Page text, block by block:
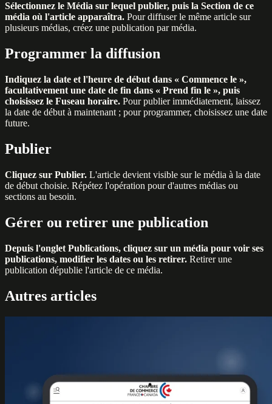
Sélectionnez le Média sur lequel publier, puis la Section de ce
média où l'article apparaîtra. Pour diffuser le même article sur
plusieurs médias, créez une publication par média.
Programmer la diffusion
Indiquez la date et l'heure de début dans « Commence le »,
facultativement une date de fin dans « Prend fin le », puis
choisissez le Fuseau horaire. Pour publier immédiatement, laissez
la date de début à maintenant ; pour programmer, choisissez une date
future.
Publier
Cliquez sur Publier. L'article devient visible sur le média à la date
de début choisie. Répétez l'opération pour d'autres médias ou
sections au besoin.
Gérer ou retirer une publication
Depuis l'onglet Publications, cliquez sur un média pour voir ses
publications, modifier les dates ou les retirer. Retirer une
publication dépublie l'article de ce média.
Autres articles